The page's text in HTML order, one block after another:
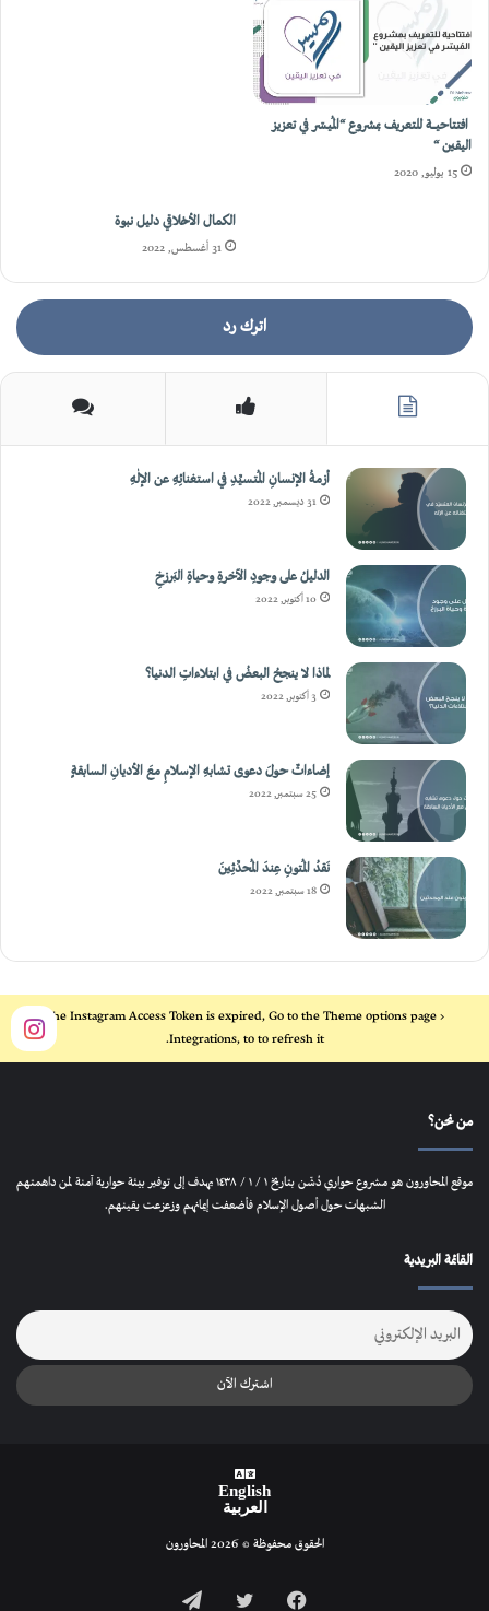
افتتاحيـــة للتعريف بمشروع “المُيسّر في تعزيز
اليقين “
15 يوليو, 2020
اترك رد
أزمةُ الإنسانِ المُتسيِّدِ في استغنائِهِ عن الإلٰهِ
الدليلُ على وجودِ الآخرةِ وحياةِ البَرزخِ
لماذا لا ينجحُ البعضُ في ابتلاءاتِ الدنيا؟
إضاءاتٌ حولَ دعوى تشابهِ الإسلامِ معَ الأديانِ السابقةٍ
نَقدُ المُتونِ عِندَ المُحدِّثِينَ
The Instagram Access Token is expired, Go to the Theme options page >
Integrations, to to refresh it.
القائمة البريدية
الحقوق محفوظة © 2026 المحاورون
فيسبوك